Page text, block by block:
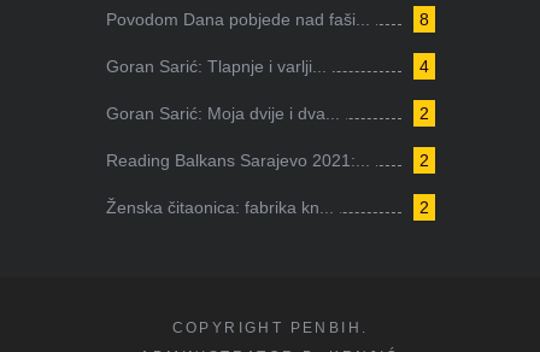
8
Povodom Dana pobjede nad faši...
4
Goran Sarić: Tlapnje i varlji...
2
Goran Sarić: Moja dvije i dva...
2
Reading Balkans Sarajevo 2021:...
2
Ženska čitaonica: fabrika kn...
COPYRIGHT PENBIH.